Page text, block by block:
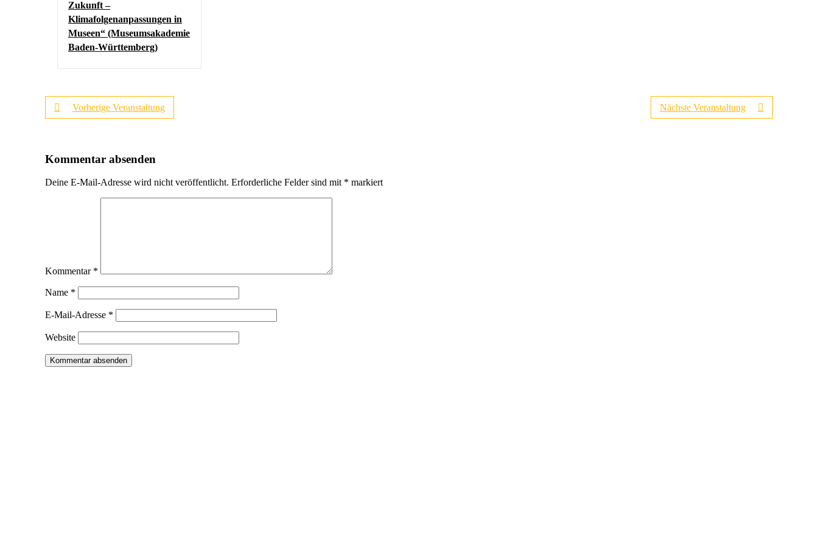
Zukunft –
Klimafolgenanpassungen in
Museen“ (Museumsakademie
Baden-Württemberg)
Vorherige Veranstaltung Nächste Veranstaltung
Kommentar absenden
Deine E-Mail-Adresse wird nicht veröffentlicht. Erforderliche Felder sind mit * markiert
Kommentar *
Name *
E-Mail-Adresse *
Website